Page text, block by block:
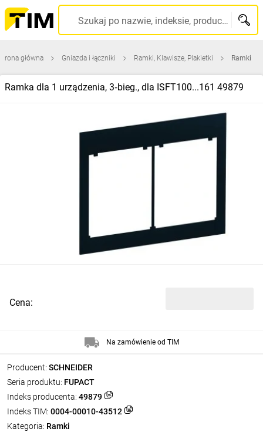
Szukaj po nazwie, indeksie, producencie, kodzie kreskowym...
główna Gniazda i łączniki Ramki, Klawisze, Plakietki Ramki
Ramka dla 1 urządzenia, 3‑bieg., dla ISFT100...161 49879
Producent: SCHNEIDER
Seria produktu: FUPACT
Indeks producenta: 49879
Indeks TIM: 0004-00010-43512
Kategoria: Ramki
Cena:
Na zamówienie od TIM